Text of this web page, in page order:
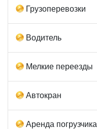
Грузоперевозки
Водитель
Мелкие переезды
Автокран
Аренда погрузчика